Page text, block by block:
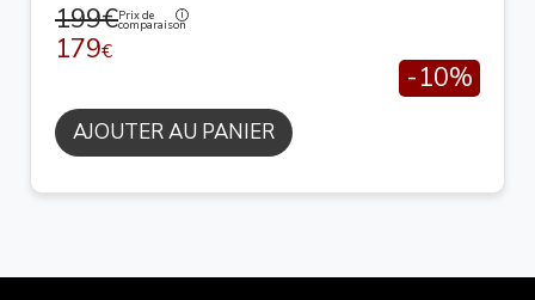
199€Prix de
comparaison
179€
-10%
AJOUTER AU PANIER